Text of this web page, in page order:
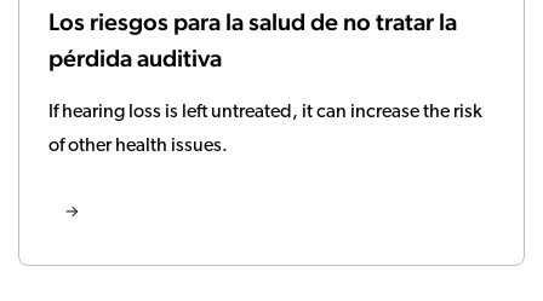
Los riesgos para la salud de no tratar la
pérdida auditiva
If hearing loss is left untreated, it can increase the risk
of other health issues.